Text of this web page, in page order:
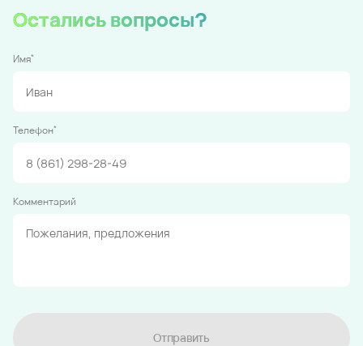
Остались вопросы?
Имя*
Телефон*
Комментарий
Отправить